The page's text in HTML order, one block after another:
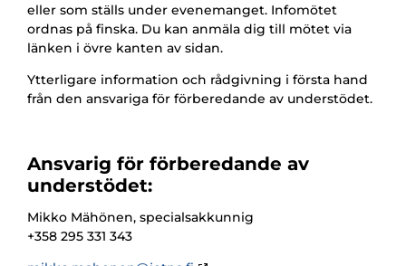
eller som ställs under evenemanget. Infomötet
ordnas på finska. Du kan anmäla dig till mötet via
länken i övre kanten av sidan.
Ytterligare information och rådgivning i första hand
från den ansvariga för förberedande av understödet.
Ansvarig för förberedande av
understödet:
Mikko Mähönen, specialsakkunnig
+358 295 331 343